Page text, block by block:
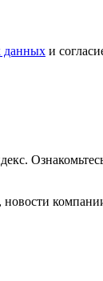
данных и